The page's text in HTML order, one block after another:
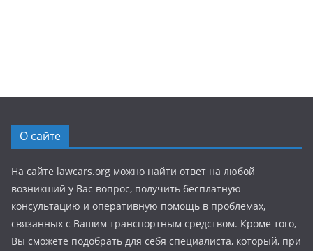
О сайте
На сайте lawcars.org можно найти ответ на любой
возникший у Вас вопрос, получить бесплатную
консультацию и оперативную помощь в проблемах,
связанных с Вашим транспортным средством. Кроме того,
Вы сможете подобрать для себя специалиста, который, при